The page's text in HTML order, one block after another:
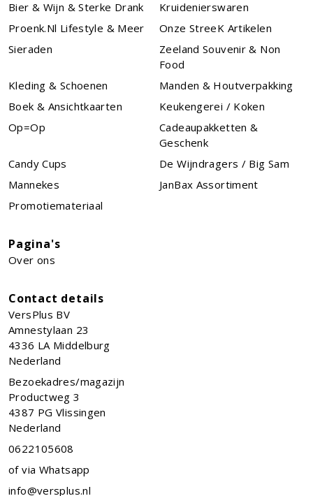
Bier & Wijn & Sterke Drank
Kruidenierswaren
Proenk.nl Lifestyle & Meer
Onze StreeK Artikelen
Sieraden
Zeeland Souvenir & Non
Food
Kleding & Schoenen
Manden & Houtverpakking
Boek & Ansichtkaarten
Keukengerei / Koken
Op=Op
Cadeaupakketten &
Geschenk
Candy Cups
De Wijndragers / Big Sam
Mannekes
JanBax Assortiment
Promotiemateriaal
Pagina's
Over ons
Contact details
VersPlus BV
Amnestylaan 23
4336 LA Middelburg
Nederland
Bezoekadres/magazijn
Productweg 3
4387 PG Vlissingen
Nederland
0622105608
of via Whatsapp
info@versplus.nl